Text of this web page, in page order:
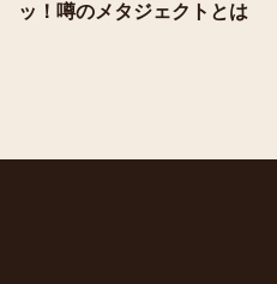
ッ！噂のメタジェクトとは